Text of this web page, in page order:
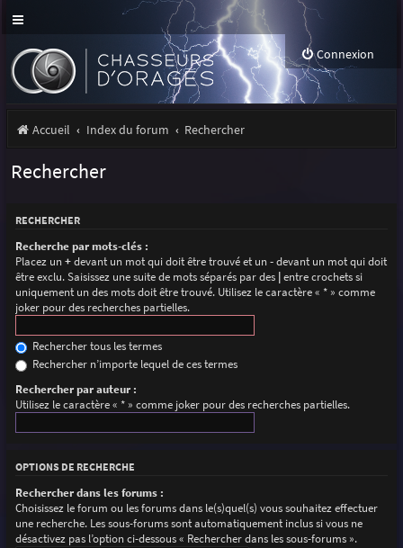
Connexion
Accueil Index du forum Rechercher
Rechercher
RECHERCHER
Recherche par mots-clés :
Placez un+devant un mot qui doit être trouvé et un-devant un mot qui doit
être exclu. Saisissez une suite de mots séparés par des |entre crochets si
uniquement un des mots doit être trouvé. Utilisez le caractère « * » comme
joker pour des recherches partielles.
Rechercher tous les termes
Rechercher n’importe lequel de ces termes
Rechercher par auteur :
Utilisez le caractère « * » comme joker pour des recherches partielles.
OPTIONS DE RECHERCHE
Rechercher dans les forums :
Choisissez le forum ou les forums dans le(s)quel(s) vous souhaitez effectuer
une recherche. Les sous-forums sont automatiquement inclus si vous ne
désactivez pas l’option ci-dessous « Rechercher dans les sous-forums ».